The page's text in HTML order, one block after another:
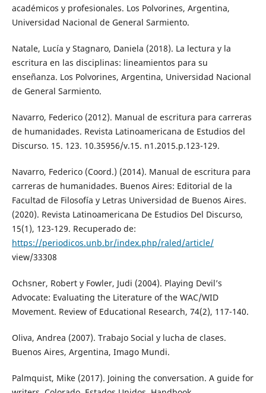
académicos y profesionales. Los Polvorines, Argentina,
Universidad Nacional de General Sarmiento.
Natale, Lucía y Stagnaro, Daniela (2018). La lectura y la
escritura en las disciplinas: lineamientos para su
enseñanza. Los Polvorines, Argentina, Universidad Nacional
de General Sarmiento.
Navarro, Federico (2012). Manual de escritura para carreras
de humanidades. Revista Latinoamericana de Estudios del
Discurso. 15. 123. 10.35956/v.15. n1.2015.p.123-129.
Navarro, Federico (Coord.) (2014). Manual de escritura para
carreras de humanidades. Buenos Aires: Editorial de la
Facultad de Filosofía y Letras Universidad de Buenos Aires.
(2020). Revista Latinoamericana De Estudios Del Discurso,
15(1), 123-129. Recuperado de:
https://periodicos.unb.br/index.php/raled/article/
view/33308
Ochsner, Robert y Fowler, Judi (2004). Playing Devil’s
Advocate: Evaluating the Literature of the WAC/WID
Movement. Review of Educational Research, 74(2), 117-140.
Oliva, Andrea (2007). Trabajo Social y lucha de clases.
Buenos Aires, Argentina, Imago Mundi.
Palmquist, Mike (2017). Joining the conversation. A guide for